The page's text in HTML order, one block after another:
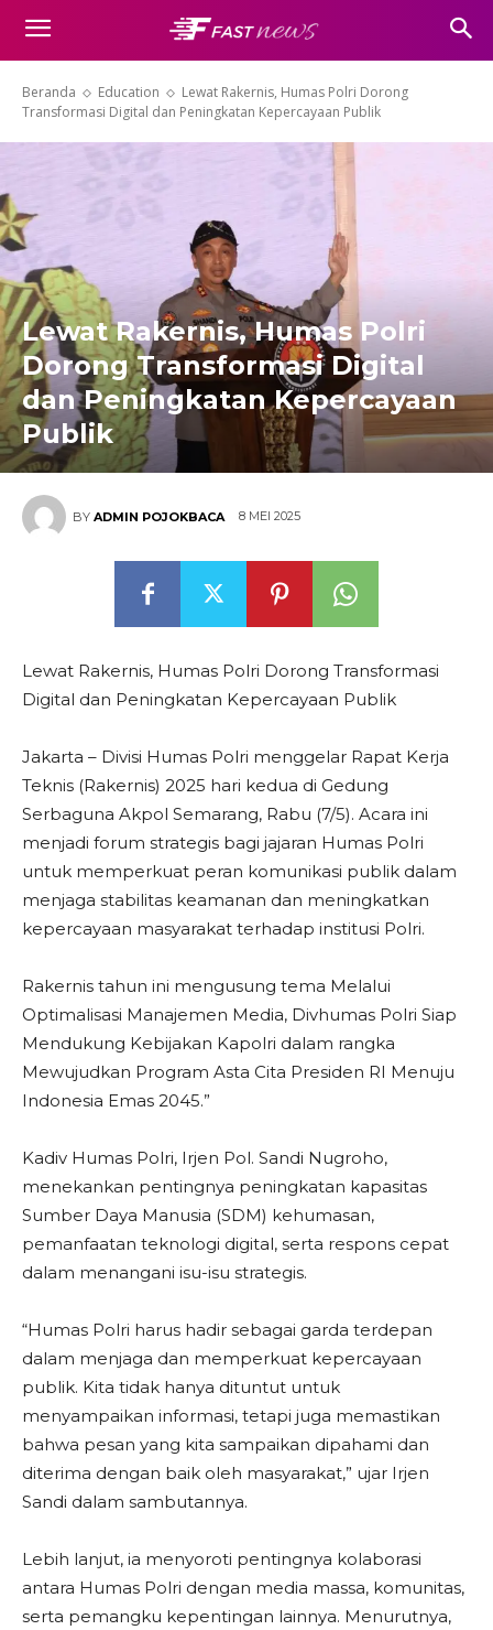
Beranda Education
Lewat Rakernis, Humas Polri Dorong
Transformasi Digital dan Peningkatan Kepercayaan Publik
Lewat Rakernis, Humas Polri
Dorong Transformasi Digital
dan Peningkatan Kepercayaan
Publik
BY ADMIN POJOKBACA 8 MEI 2025
Lewat Rakernis, Humas Polri Dorong Transformasi
Digital dan Peningkatan Kepercayaan Publik
Jakarta – Divisi Humas Polri menggelar Rapat Kerja
Teknis (Rakernis) 2025 hari kedua di Gedung
Serbaguna Akpol Semarang, Rabu (7/5). Acara ini
menjadi forum strategis bagi jajaran Humas Polri
untuk memperkuat peran komunikasi publik dalam
menjaga stabilitas keamanan dan meningkatkan
kepercayaan masyarakat terhadap institusi Polri.
Rakernis tahun ini mengusung tema Melalui
Optimalisasi Manajemen Media, Divhumas Polri Siap
Mendukung Kebijakan Kapolri dalam rangka
Mewujudkan Program Asta Cita Presiden RI Menuju
Indonesia Emas 2045.”
Kadiv Humas Polri, Irjen Pol. Sandi Nugroho,
menekankan pentingnya peningkatan kapasitas
Sumber Daya Manusia (SDM) kehumasan,
pemanfaatan teknologi digital, serta respons cepat
dalam menangani isu-isu strategis.
“Humas Polri harus hadir sebagai garda terdepan
dalam menjaga dan memperkuat kepercayaan
publik. Kita tidak hanya dituntut untuk
menyampaikan informasi, tetapi juga memastikan
bahwa pesan yang kita sampaikan dipahami dan
diterima dengan baik oleh masyarakat,” ujar Irjen
Sandi dalam sambutannya.
Lebih lanjut, ia menyoroti pentingnya kolaborasi
antara Humas Polri dengan media massa, komunitas,
serta pemangku kepentingan lainnya. Menurutnya,